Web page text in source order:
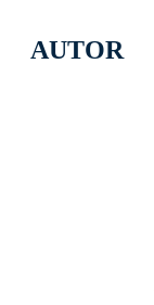
AUTOR